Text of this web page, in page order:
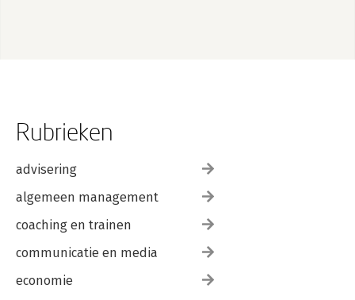
Rubrieken
advisering
algemeen management
coaching en trainen
communicatie en media
economie